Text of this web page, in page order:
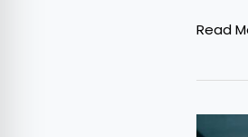
Read
eEconic,